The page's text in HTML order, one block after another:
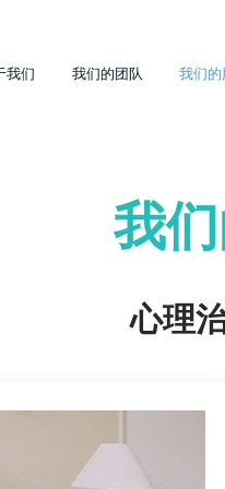
我们 我们的团队 我们的
我
心理